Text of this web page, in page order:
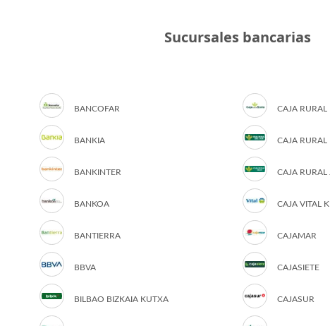
Sucursales bancarias
BANCOFAR
BANKIA
BANKINTER
BANKOA
BANTIERRA
BBVA
BILBAO BIZKAIA KUTXA
CAJA RURAL
CAJA RURAL
CAJA RURAL
CAJA VITAL
CAJAMAR
CAJASIETE
CAJASUR